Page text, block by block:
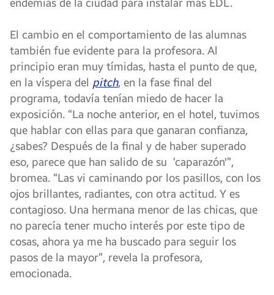
endemias de la ciudad para instalar más EDL.
El cambio en el comportamiento de las alumnas
también fue evidente para la profesora. Al
principio eran muy tímidas, hasta el punto de que,
en la víspera del pitch, en la fase final del
programa, todavía tenían miedo de hacer la
exposición. “La noche anterior, en el hotel, tuvimos
que hablar con ellas para que ganaran confianza,
¿sabes? Después de la final y de haber superado
eso, parece que han salido de su ‘caparazón'”,
bromea. “Las vi caminando por los pasillos, con los
ojos brillantes, radiantes, con otra actitud. Y es
contagioso. Una hermana menor de las chicas, que
no parecía tener mucho interés por este tipo de
cosas, ahora ya me ha buscado para seguir los
pasos de la mayor”, revela la profesora,
emocionada.